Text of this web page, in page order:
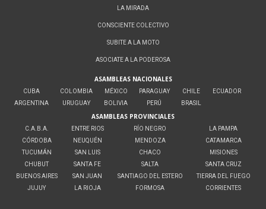
LA MIRADA
CONSCIENTE COLECTIVO
SUBITE A LA MOTO
ASOCIATE A LA PODEROSA
ASAMBLEAS NACIONALES
CUBA
ARGENTINA
COLOMBIA
URUGUAY
MÉXICO
BOLIVIA
PARAGUAY
PERÚ
CHILE
BRASIL
ECUADOR
ASAMBLEAS PROVINCIALES
C.A.B.A.
CÓRDOBA
TUCUMÁN
CHUBUT
BUENOS AIRES
JUJUY
ENTRE RIOS
NEUQUÉN
SAN LUIS
SANTA FE
SAN JUAN
LA RIOJA
RÍO NEGRO
MENDOZA
CHACO
SALTA
SANTIAGO DEL ESTERO
FORMOSA
LA PAMPA
CATAMARCA
MISIONES
SANTA CRUZ
TIERRA DEL FUEGO
CORRIENTES